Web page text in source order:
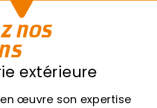
nos
extérieure
en œuvre son expertise